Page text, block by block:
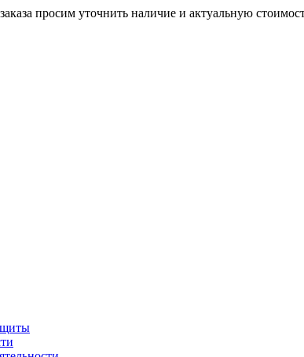
просим уточнить наличие и актуальную